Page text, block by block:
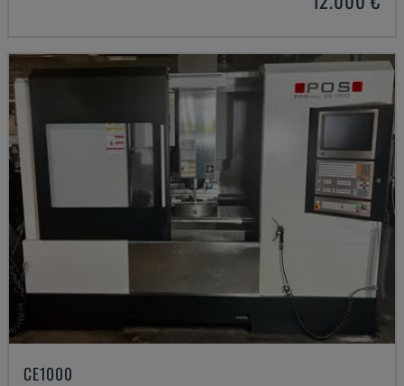
CE1000